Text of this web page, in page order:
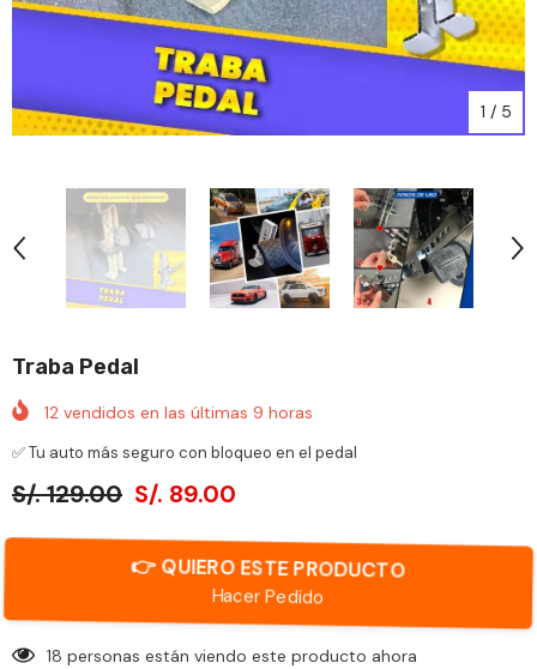
1 / 5
Traba Pedal
12 vendidos en las últimas 9 horas
✅ Tu auto más seguro con bloqueo en el pedal
S/. 129.00 S/. 89.00
👉 QUIERO ESTE PRODUCTO
Hacer Pedido
18 personas están viendo este producto ahora